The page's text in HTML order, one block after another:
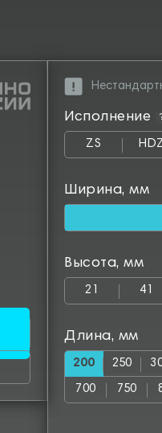
Исполнение
ZS
Ширина, мм
Высота, мм
21 41
Длина, мм
200 250
700 750